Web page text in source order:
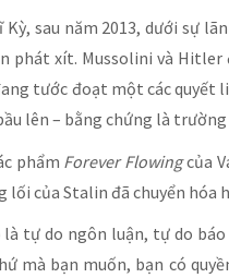
sau năm 2013, dưới sự
phát xít. Mussolini và
tước đoạt một các quyết
lên – bằng chứng là
phẩm Forever Flowingcủa
của Stalin đã chuyển hóa
tự do ngôn luận, tự do
mà bạn muốn, bạn có